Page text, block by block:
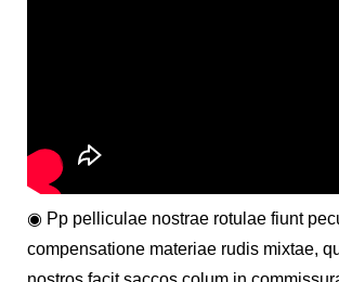
◉ Pp pelliculae nostrae rotulae fiunt
compensatione materiae rudis mixtae,